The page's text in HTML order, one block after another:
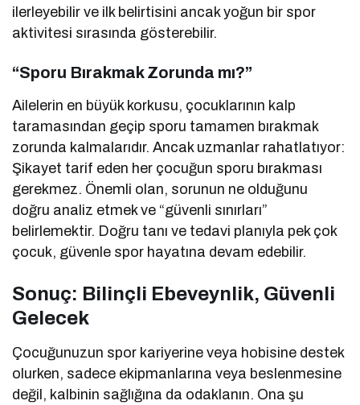
ilerleyebilir ve ilk belirtisini ancak yoğun bir spor
aktivitesi sırasında gösterebilir.
“Sporu Bırakmak Zorunda mı?”
Ailelerin en büyük korkusu, çocuklarının kalp
taramasından geçip sporu tamamen bırakmak
zorunda kalmalarıdır. Ancak uzmanlar rahatlatıyor:
Şikayet tarif eden her çocuğun sporu bırakması
gerekmez. Önemli olan, sorunun ne olduğunu
doğru analiz etmek ve “güvenli sınırları”
belirlemektir. Doğru tanı ve tedavi planıyla pek çok
çocuk, güvenle spor hayatına devam edebilir.
Sonuç: Bilinçli Ebeveynlik, Güvenli
Gelecek
Çocuğunuzun spor kariyerine veya hobisine destek
olurken, sadece ekipmanlarına veya beslenmesine
değil, kalbinin sağlığına da odaklanın. Ona şu